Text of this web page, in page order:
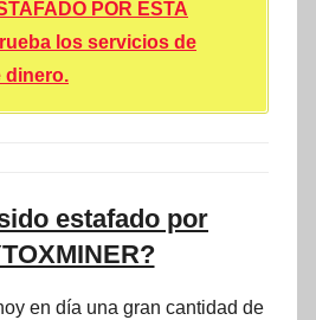
POR ESTA
los servicios de
dinero.
estafado por
en día una gran cantidad de